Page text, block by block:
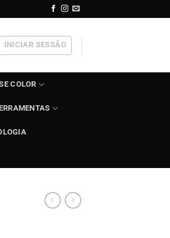
INICIAR SESSÃO
COLOR